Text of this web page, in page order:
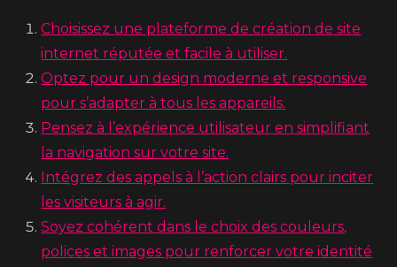
Choisissez une plateforme de création de site
internet réputée et facile à utiliser.
Optez pour un design moderne et responsive
pour s’adapter à tous les appareils.
Pensez à l’expérience utilisateur en simplifiant
la navigation sur votre site.
Intégrez des appels à l’action clairs pour inciter
les visiteurs à agir.
Soyez cohérent dans le choix des couleurs,
polices et images pour renforcer votre identité